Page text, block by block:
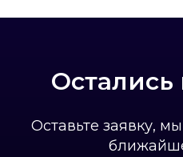
Остались
Оставьте заявку,